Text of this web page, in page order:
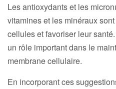
Les antioxydants et les
vitamines et les minéraux
cellules et favoriser leur
un rôle important dans le
membrane cellulaire.
En incorporant ces